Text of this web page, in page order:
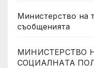
Министерство на
съобщенията
МИНИСТЕРСТВО
СОЦИАЛНАТА